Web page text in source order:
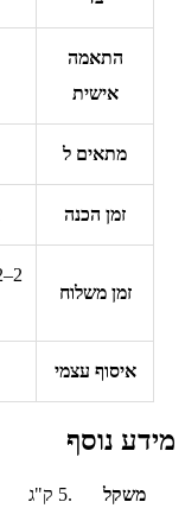
התאמה
אישית
מתאים ל
זמן הכנה
זמן משלוח
איסוף עצמי
מידע נוסף
משקל .5 ק"ג